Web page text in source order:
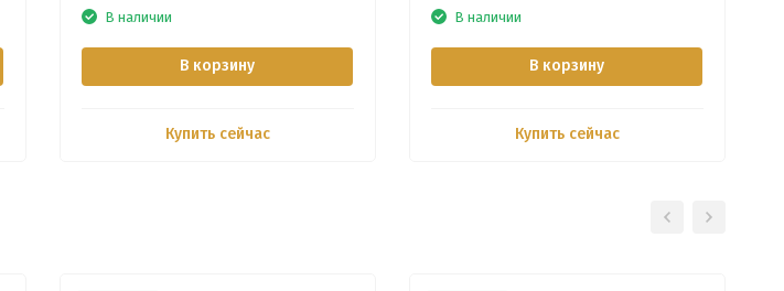
В наличии
В корзину
Купить сейчас
В наличии
В корзину
Купить сейчас